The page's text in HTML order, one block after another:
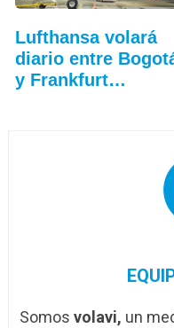
Lufthansa volará
diario entre
y Frankfurt…
Somosvolavi, un